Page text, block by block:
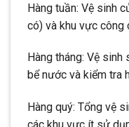
Hàng tuần: Vệ sinh
có) và khu vực công
Hàng tháng: Vệ
bể nước và kiểm tra
Hàng quý: Tổng vệ